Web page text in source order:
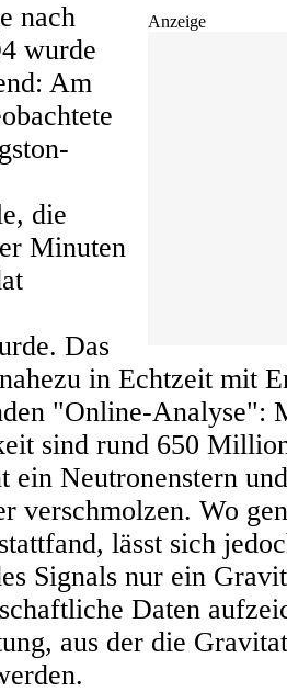
Anzeige
nach
wurde
Am
die
Minuten
Das
in Echtzeit mit
"Online-Analyse":
sind rund 650
ein Neutronenstern
verschmolzen. Wo
lässt sich
Signals nur ein
Daten
aus der die